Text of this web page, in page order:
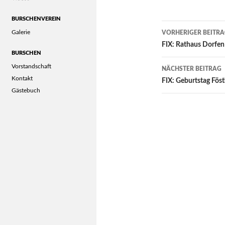
Post
navigation
VORHERIGER
FIX: Rathaus Dorfen
NÄCHSTER BEITRAG
FIX: Geburtstag
BURSCHENVEREIN
Galerie
BURSCHEN
Vorstandschaft
Kontakt
Gästebuch